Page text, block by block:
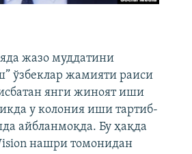
жазо муддатини
ўзбеклар жамияти раиси
янги жиноят иши
у колония иши тартиб-
айбланмоқда. Бу ҳақда
нашри томонидан